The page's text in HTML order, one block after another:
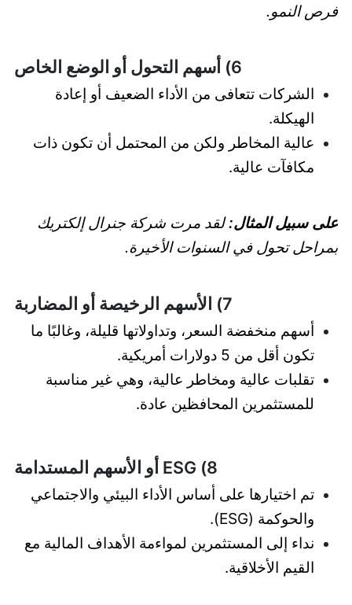
فرص النمو.
6) أسهم التحول أو الوضع الخاص
الشركات تتعافى من الأداء الضعيف أو إعادة
الهيكلة.
عالية المخاطر ولكن من المحتمل أن تكون ذات
مكافآت عالية.
على سبيل المثال: لقد مرت شركة جنرال إلكتريك
بمراحل تحول في السنوات الأخيرة.
7) الأسهم الرخيصة أو المضاربة
أسهم منخفضة السعر، وتداولاتها قليلة، وغالبًا ما
تكون أقل من 5 دولارات أمريكية.
تقلبات عالية ومخاطر عالية، وهي غير مناسبة
للمستثمرين المحافظين عادة.
8) ESG أو الأسهم المستدامة
تم اختيارها على أساس الأداء البيئي والاجتماعي
والحوكمة (ESG).
نداء إلى المستثمرين لمواءمة الأهداف المالية مع
القيم الأخلاقية.